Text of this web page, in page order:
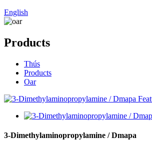
English
Products
Thús
Products
Oar
3-Dimethylaminopropylamine / Dmapa